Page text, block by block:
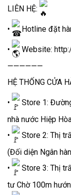
LIÊN HỆ:
• Hotline đặt
• Website:
——————
HỆ THỐNG CỬA
•
Store 1:
nhà nước Hiệp
•
Store 2: Thị
(Đối diện Ngân
•
Store 3: Thị
tư Chờ 100m